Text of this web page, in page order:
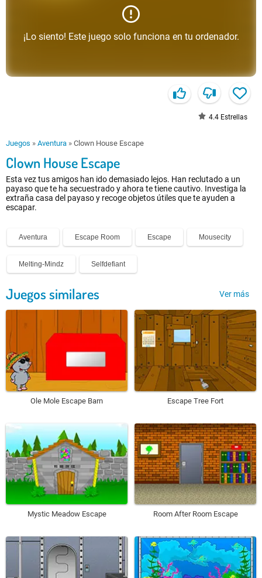
¡Lo siento! Este juego solo funciona en tu ordenador.
4.4 Estrellas
Juegos » Aventura » Clown House Escape
Clown House Escape
Esta vez tus amigos han ido demasiado lejos. Han reclutado a un
payaso que te ha secuestrado y ahora te tiene cautivo. Investiga la
extraña casa del payaso y recoge objetos útiles que te ayuden a
escapar.
Aventura Escape Room Escape Mousecity
Melting-Mindz Selfdefiant
Juegos similares Ver más
Ole Mole Escape Barn Escape Tree Fort
Mystic Meadow Escape Room After Room Escape